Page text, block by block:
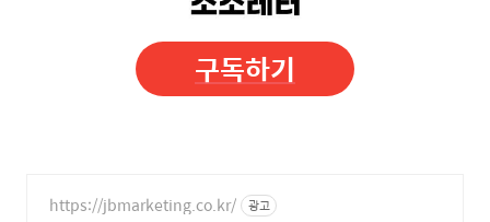
구독하기
https://jbmarketing.co.kr/ 광고